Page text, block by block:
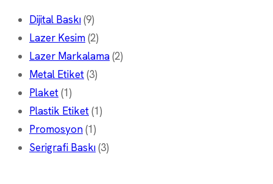
Dijital Baskı(9)
Lazer Kesim(2)
Lazer Markalama(2)
Metal Etiket(3)
Plaket(1)
Plastik Etiket(1)
Promosyon(1)
Serigrafi Baskı(3)